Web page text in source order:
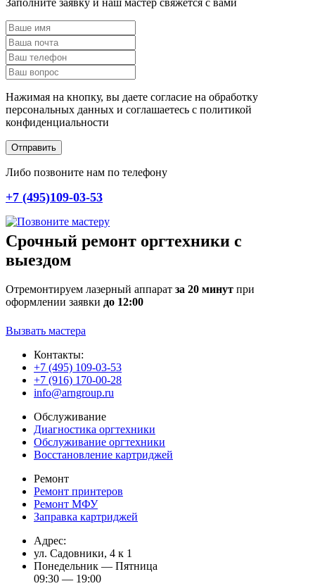
Заполните заявку и наш мастер свяжется с вами
Нажимая на кнопку, вы даете согласие на обработку
персональных данных и соглашаетесь c политикой
конфиденциальности
Отправить
Либо позвоните нам по телефону
+7 (495)109-03-53
Срочный ремонт оргтехники с
выездом
Отремонтируем лазерный аппарат за 20 минут при
оформлении заявки до 12:00
Вызвать мастера
Контакты:
+7 (495) 109-03-53
+7 (916) 170-00-28
info@arngroup.ru
Обслуживание
Диагностика оргтехники
Обслуживание оргтехники
Восстановление картриджей
Ремонт
Ремонт принтеров
Ремонт МФУ
Заправка картриджей
Адрес:
ул. Садовники, 4 к 1
Понедельник — Пятница
09:30 — 19:00